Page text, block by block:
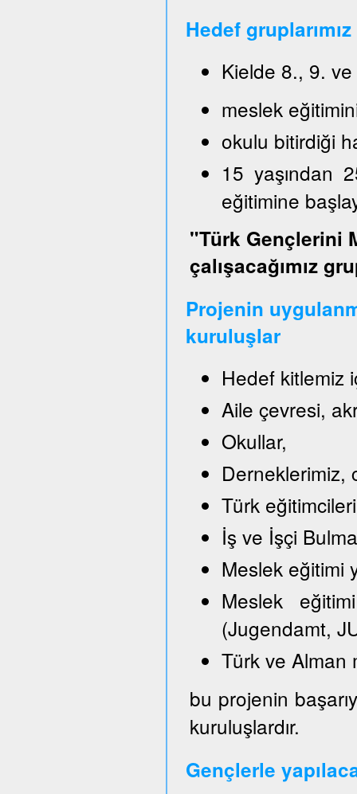
Hedef gruplarımız
Kielde 8., 9.
meslek
okulu bitirdiği
15 yaşından
eğitimine
"Türk Gençlerini
çalışacağımız
Projenin
kuruluşlar
Hedef kitlemiz
Aile çevresi,
Okullar,
Derneklerimiz,
Türk
İş ve İşçi
Meslek eğitimi
Meslek
(Jugendamt,
Türk ve Alman
bu projenin
kuruluşlardır.
Gençlerle